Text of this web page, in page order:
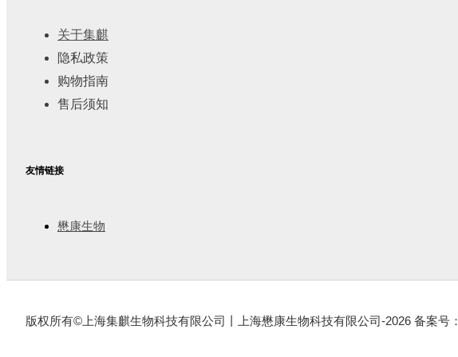
关于集麒
隐私政策
购物指南
售后须知
友情链接
懋康生物
版权所有©上海集麒生物科技有限公司丨上海懋康生物科技有限公司-2026 备案号：